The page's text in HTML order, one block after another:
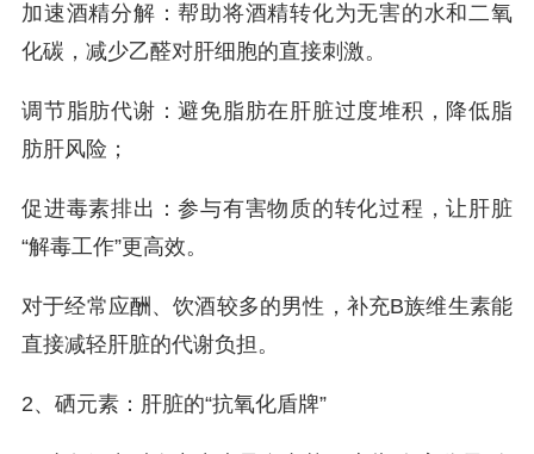
加速酒精分解：帮助将酒精转化为无害的水和二氧
化碳，减少乙醛对肝细胞的直接刺激。
调节脂肪代谢：避免脂肪在肝脏过度堆积，降低脂
肪肝风险；
促进毒素排出：参与有害物质的转化过程，让肝脏
“解毒工作”更高效。
对于经常应酬、饮酒较多的男性，补充B族维生素能
直接减轻肝脏的代谢负担。
2、硒元素：肝脏的“抗氧化盾牌”